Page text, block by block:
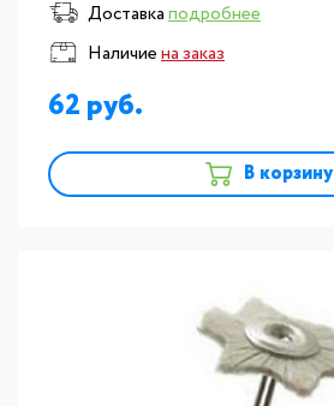
Доставкаподробнее
Наличиена заказ
62
В корзину